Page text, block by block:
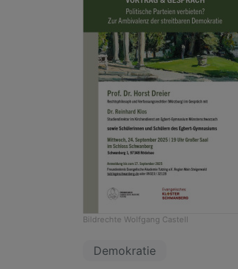
Bildrechte Wolfgang Castell
Demokratie